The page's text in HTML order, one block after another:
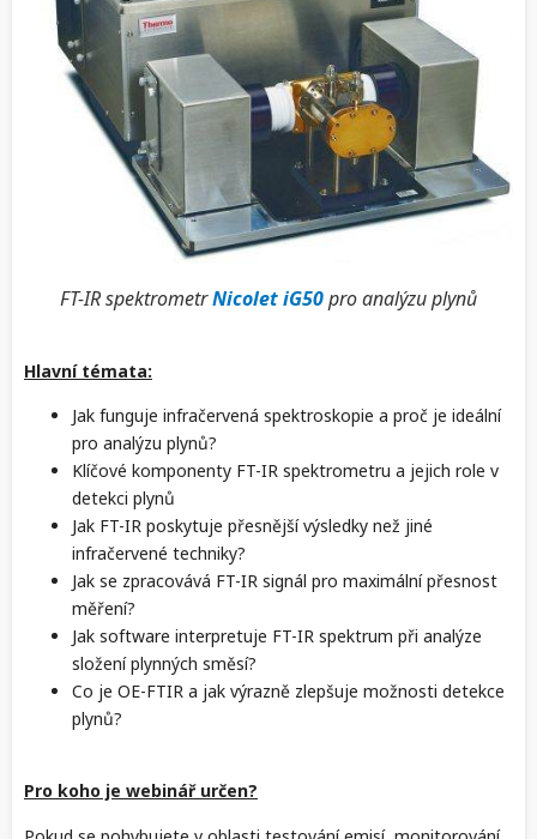
FT-IR spektrometrNicolet iG50pro analýzu plynů
Hlavní témata:
Jak funguje infračervená spektroskopie a proč je ideální
pro analýzu plynů?
Klíčové komponenty FT-IR spektrometru a jejich role v
detekci plynů
Jak FT-IR poskytuje přesnější výsledky než jiné
infračervené techniky?
Jak se zpracovává FT-IR signál pro maximální přesnost
měření?
Jak software interpretuje FT-IR spektrum při analýze
složení plynných směsí?
Co je OE-FTIR a jak výrazně zlepšuje možnosti detekce
plynů?
Pro koho je webinář určen?